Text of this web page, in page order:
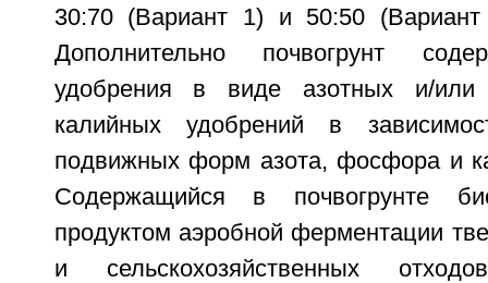
30:70 (Вариант 1) и 50:50 (Вариант
Дополнительно почвогрунт
удобрения в виде азотных и/
калийных удобрений в
подвижных форм азота, фосфора и
Содержащийся в почвогрунте
продуктом аэробной ферментации
и сельскохозяйственных